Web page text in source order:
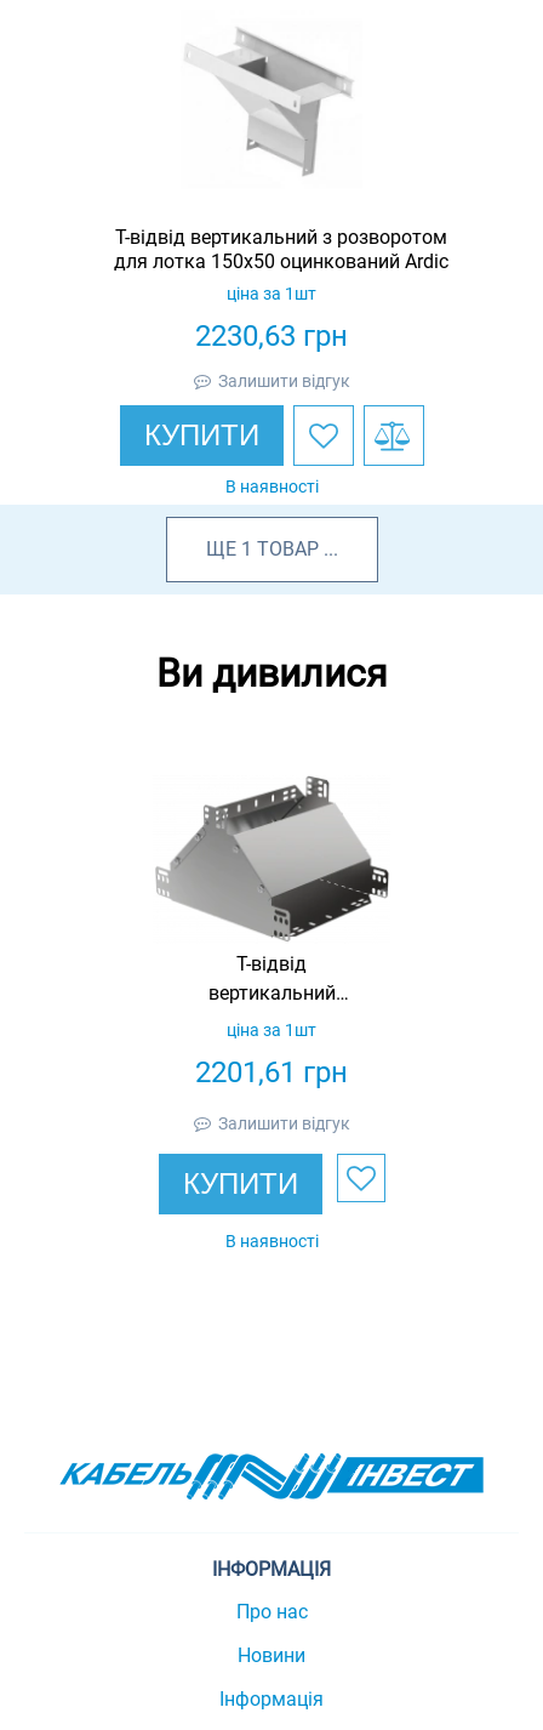
Т-відвід вертикальний з розворотом
для лотка 150х50 оцинкований Ardic
2230,63 грн
ціна за 1шт
Залишити відгук
КУПИТИ
В наявності
ЩЕ 1 ТОВАР...
Ви дивилися
Т-відвід
вертикальний
вгору 400х100
комплекті з
2201,61 грн
ціна за 1шт
Залишити відгук
КУПИТИ
В наявності
ІНФОРМАЦІЯ
Про нас
Новини
Інформація